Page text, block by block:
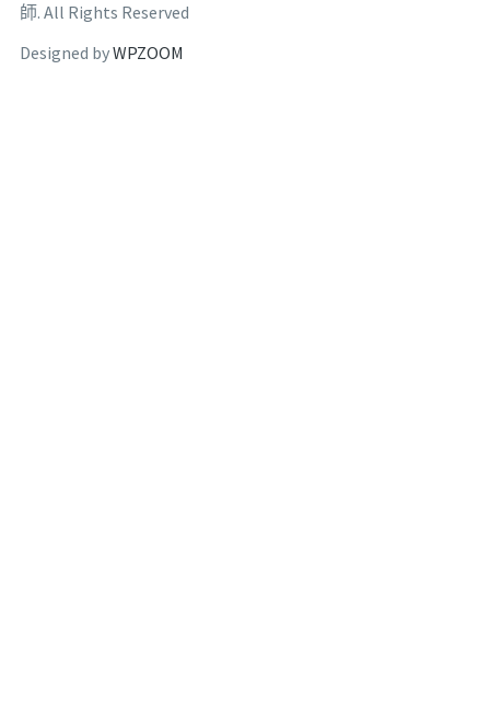
師. All Rights Reserved
Designed byWPZOOM